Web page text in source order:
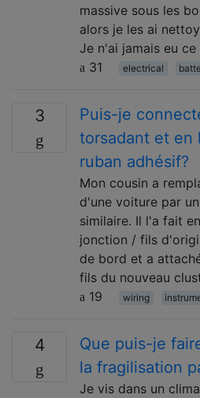
massive sous les
alors je les ai
Je n'ai jamais eu
31
electrical
3
Puis-je
torsadant et en
ruban adhésif?
Mon cousin a
d'une voiture par
similaire. Il l'a fait
jonction / fils
de bord et a
fils du nouveau
19
wiring
4
Que puis-je
la fragilisation
Je vis dans un